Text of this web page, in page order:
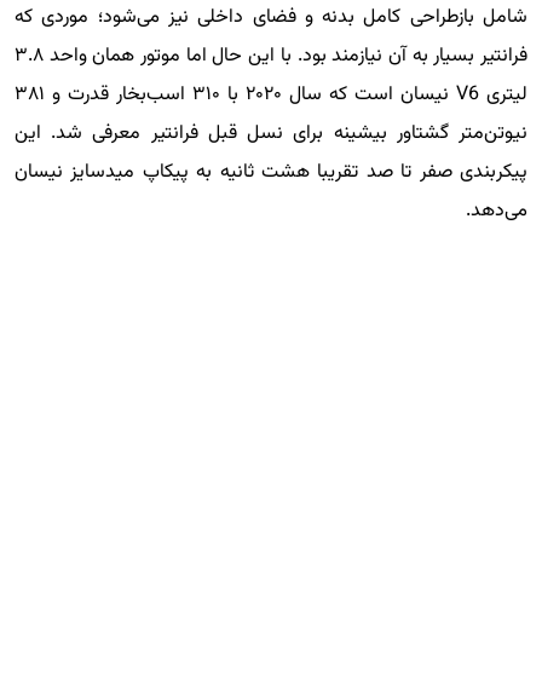
شامل بازطراحی کامل بدنه و فضای داخلی نیز می‌شود؛ موردی که
فرانتیر بسیار به آن نیازمند بود. با این حال اما موتور همان واحد ۳.۸
لیتری V6 نیسان است که سال ۲۰۲۰ با ۳۱۰ اسب‌بخار قدرت و ۳۸۱
نیوتن‌متر گشتاور بیشینه برای نسل قبل فرانتیر معرفی شد. این
پیکربندی صفر تا صد تقریبا هشت ثانیه به پیکاپ میدسایز نیسان
می‌دهد.